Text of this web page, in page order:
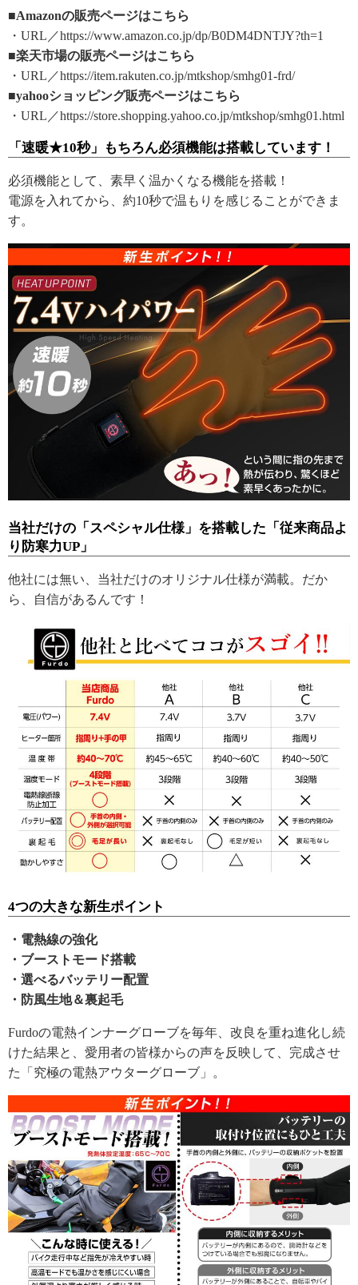
■Amazonの販売ページはこちら
・URL／https://www.amazon.co.jp/dp/B0DM4DNTJY?th=1
■楽天市場の販売ページはこちら
・URL／https://item.rakuten.co.jp/mtkshop/smhg01-frd/
■yahooショッピング販売ページはこちら
・URL／https://store.shopping.yahoo.co.jp/mtkshop/smhg01.html
「速暖★10秒」もちろん必須機能は搭載しています！
必須機能として、素早く温かくなる機能を搭載！
電源を入れてから、約10秒で温もりを感じることができま
す。
当社だけの「スペシャル仕様」を搭載した「従来商品よ
り防寒力UP」
他社には無い、当社だけのオリジナル仕様が満載。だか
ら、自信があるんです！
4つの大きな新生ポイント
・電熱線の強化
・ブーストモード搭載
・選べるバッテリー配置
・防風生地＆裏起毛
Furdoの電熱インナーグローブを毎年、改良を重ね進化し続
けた結果と、愛用者の皆様からの声を反映して、完成させ
た「究極の電熱アウターグローブ」。